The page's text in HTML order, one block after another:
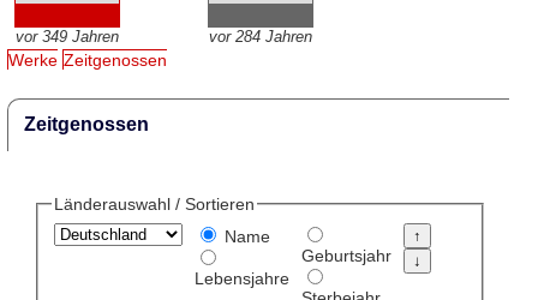
vor 349 Jahren vor 284 Jahren
Werke Zeitgenossen
Zeitgenossen
Länderauswahl / Sortieren
Name
Lebensjahre
Geburtsjahr